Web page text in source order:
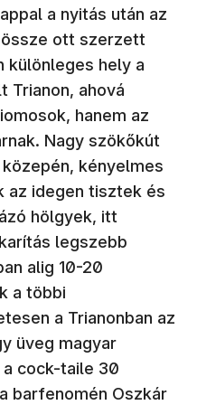
a nyitás után az
ott szerzett
különleges hely a
Trianon, ahová
hanem az
Nagy szökőkút
kényelmes
az idegen tisztek és
hölgyek, itt
legszebb
alig 10-20
a többi
a Trianonban az
üveg magyar
cock-taile 30
barfenomén Oszkár